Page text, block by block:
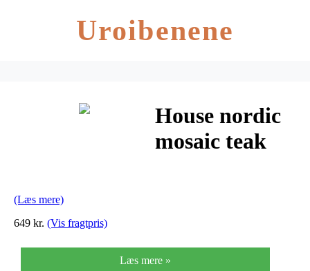
Uroibenene
House nordic
mosaic teak
(Læs mere)
649 kr. (Vis fragtpris)
Læs mere »